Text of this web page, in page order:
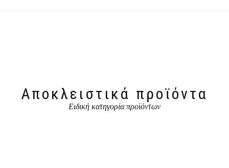
Αποκλειστικά προϊόντα
Ειδική κατηγορία προϊόντων